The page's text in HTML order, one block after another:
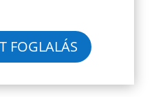
FOGLALÁS